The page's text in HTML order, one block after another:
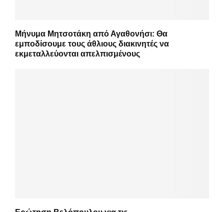
Μήνυμα Μητσοτάκη από Αγαθονήσι: Θα
εμποδίσουμε τους άθλιους διακινητές να
εκμεταλλεύονται απελπισμένους